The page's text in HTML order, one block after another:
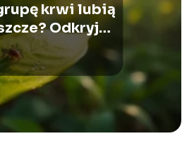
krwi lubią
Odkryj
ich